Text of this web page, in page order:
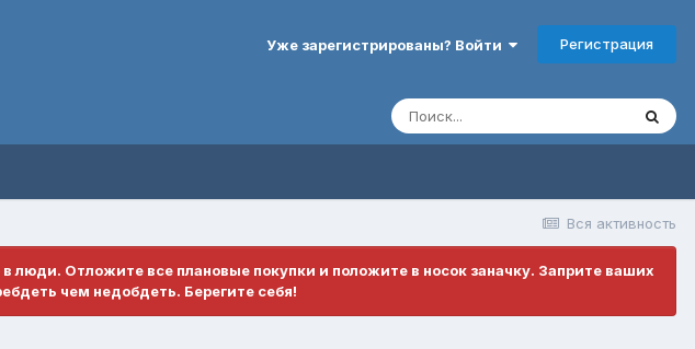
Уже зарегистрированы? Войти Регистрация
Вся активность
люди. Отложите все плановые покупки и положите в носок заначку. Заприте ваших
чем недобдеть. Берегите себя!